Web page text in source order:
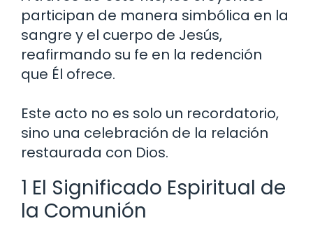
participan de manera simbólica en la
sangre y el cuerpo de Jesús,
reafirmando su fe en la redención
que Él ofrece.
Este acto no es solo un recordatorio,
sino una celebración de la relación
restaurada con Dios.
1 El Significado Espiritual de
la Comunión